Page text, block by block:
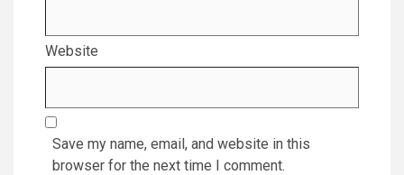
Website
Save my name, email, and website in this
browser for the next time I comment.